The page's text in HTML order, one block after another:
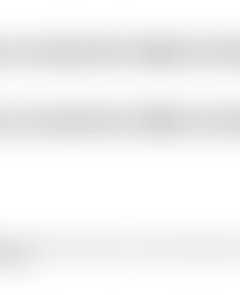
travail sûr, fiable et
travail sûr, fiable et
conformes aux normes internationales